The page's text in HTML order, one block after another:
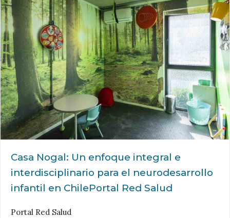
Casa Nogal: Un enfoque integral e
interdisciplinario para el neurodesarrollo
infantil en ChilePortal Red Salud
Portal Red Salud